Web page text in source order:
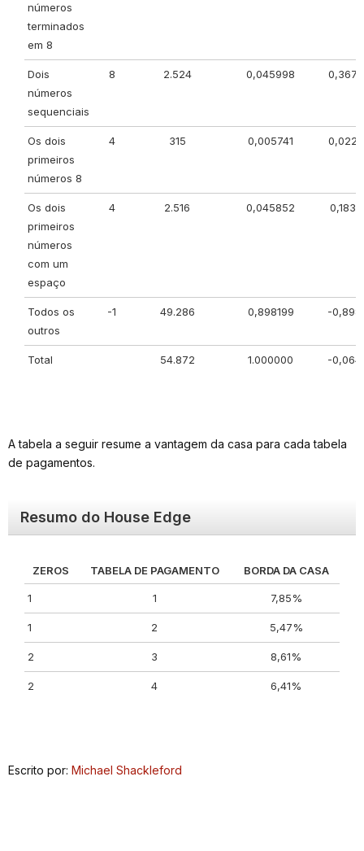
números
terminados
em 8
Dois
números
sequenciais
8 2.524 0,045998
Os dois
primeiros
números 8
4 315 0,005741
Os dois
primeiros
números
com um
espaço
4 2.516 0,045852
Todos os
outros
-1 49.286 0,898199 -
Total 54.872 1.000000 -
A tabela a seguir resume a vantagem da casa para cada tabela
de pagamentos.
Resumo do House Edge
ZEROS TABELA DE PAGAMENTO BORDA DA CASA
1 1 7,85%
1 2 5,47%
2 3 8,61%
2 4 6,41%
Escrito por: Michael Shackleford